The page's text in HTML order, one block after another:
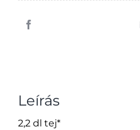
Leírás
2,2 dl tej*